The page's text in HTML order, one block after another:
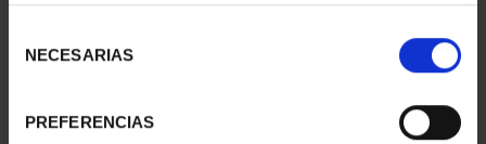
NECESARIAS
PREFERENCIAS